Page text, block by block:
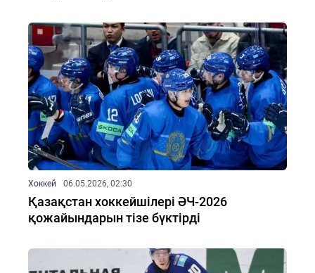
Хоккей 06.05.2026, 02:30
Қазақстан хоккейшілері ӘЧ-2026
қожайындарын тізе бүктірді